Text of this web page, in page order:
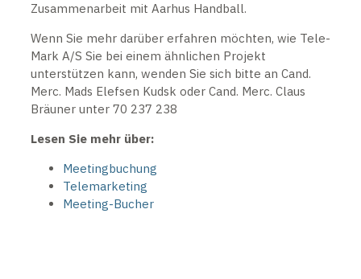
Zusammenarbeit mit Aarhus Handball.
Wenn Sie mehr darüber erfahren möchten, wie Tele-
Mark A/S Sie bei einem ähnlichen Projekt
unterstützen kann, wenden Sie sich bitte an Cand.
Merc. Mads Elefsen Kudsk oder Cand. Merc. Claus
Bräuner unter 70 237 238
Lesen Sie mehr über:
Meetingbuchung
Telemarketing
Meeting-Bucher